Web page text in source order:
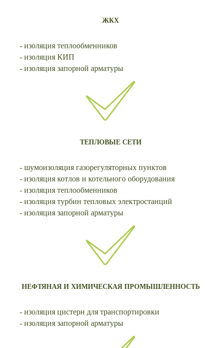
ЖКХ
- изоляция теплообменников
- изоляция КИП
- изоляция запорной арматуры
ТЕПЛОВЫЕ СЕТИ
- шумоизоляция газорегуляторных пунктов
- изоляция котлов и котельного оборудования
- изоляция теплообменников
- изоляция турбин тепловых электростанций
- изоляция запорной арматуры
НЕФТЯНАЯ И ХИМИЧЕСКАЯ ПРОМЫШЛЕННОСТЬ
- изоляция цистерн для транспортировки
- изоляция запорной арматуры